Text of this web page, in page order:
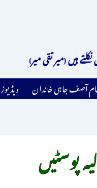
(میر تقی میر)
آصف جاہی خاندان ویڈیوز
پوسٹیں